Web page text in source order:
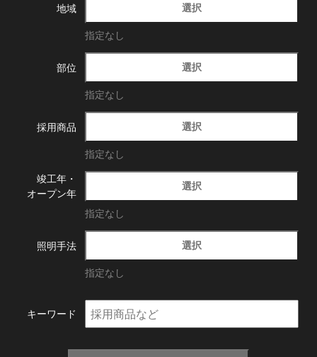
地域 選択
指定なし
部位 選択
指定なし
採用商品 選択
指定なし
竣工年・
オープン年
選択
指定なし
照明手法 選択
指定なし
キーワード